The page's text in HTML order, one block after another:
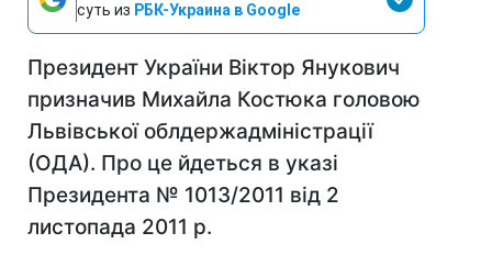
суть из РБК-Украина в Google
Президент України Віктор Янукович
призначив Михайла Костюка головою
Львівської облдержадміністрації
(ОДА). Про це йдеться в указі
Президента № 1013/2011 від 2
листопада 2011 р.